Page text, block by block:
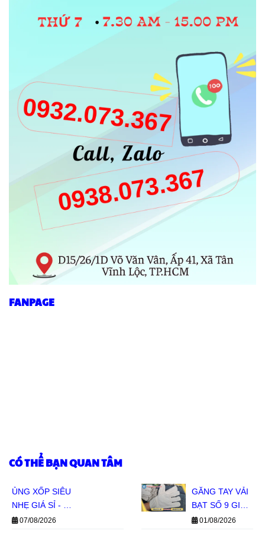
FANPAGE
CÓ THỂ BẠN QUAN TÂM
ỦNG XỐP SIÊU
NHẸ GIÁ SỈ - ĐỦ
SIZE ĐỦ MÀU
07/08/2026
GĂNG TAY VẢI
BẠT SỐ 9 GIÁ
SỈ - HÀNG SẴN
01/08/2026